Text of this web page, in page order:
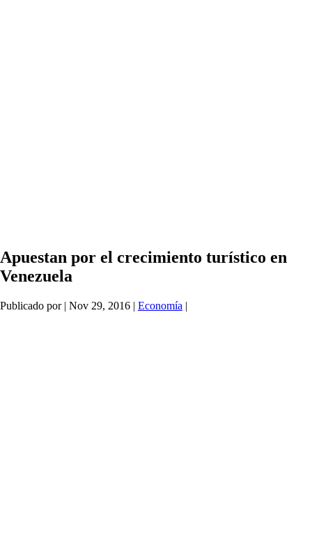
Apuestan por el crecimiento turístico en
Venezuela
Publicado por | Nov 29, 2016 | Economía |